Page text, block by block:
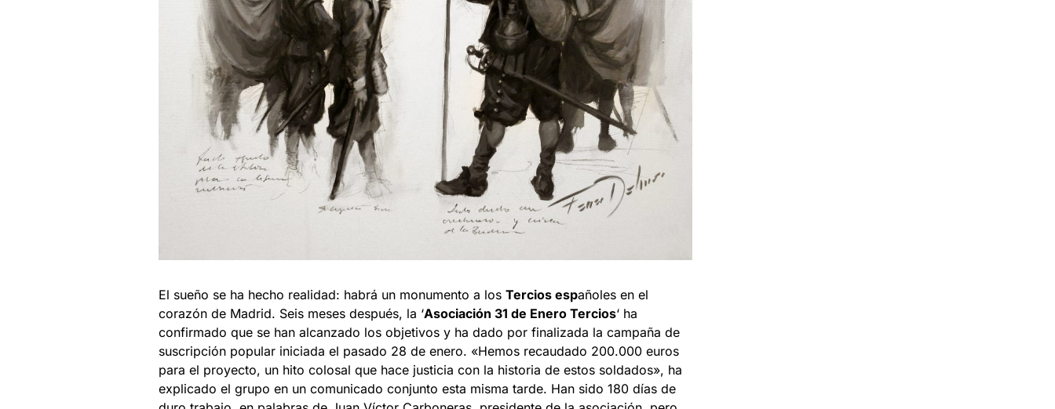
El sueño se ha hecho realidad: habrá un monumento a los Tercios españoles en el
corazón de Madrid. Seis meses después, la ‘Asociación 31 de Enero Tercios‘ ha
confirmado que se han alcanzado los objetivos y ha dado por finalizada la campaña de
suscripción popular iniciada el pasado 28 de enero. «Hemos recaudado 200.000 euros
para el proyecto, un hito colosal que hace justicia con la historia de estos soldados», ha
explicado el grupo en un comunicado conjunto esta misma tarde. Han sido 180 días de